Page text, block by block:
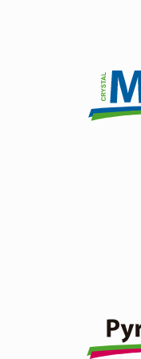
Formulación UMT
mejor
acción, actúa